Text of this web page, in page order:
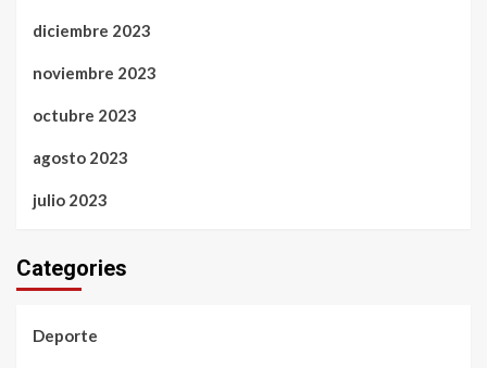
diciembre 2023
noviembre 2023
octubre 2023
agosto 2023
julio 2023
Categories
Deporte